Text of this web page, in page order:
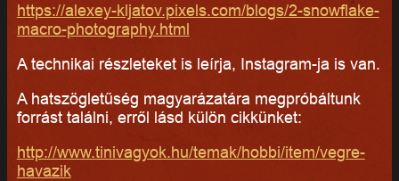
https://alexey-kljatov.pixels.com/blogs/2-snowflake-
macro-photography.html
A technikai részleteket is leírja, Instagram-ja is van.
A hatszögletűség magyarázatára megpróbáltunk
forrást találni, erről lásd külön cikkünket:
http://www.tinivagyok.hu/temak/hobbi/item/vegre-
havazik